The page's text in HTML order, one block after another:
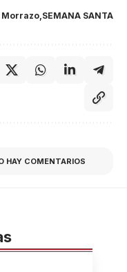
Morrazo SEMANA SANTA
HAY COMENTARIOS